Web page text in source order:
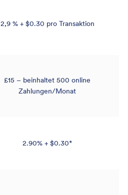
2,9 % + $0.30 pro Transaktion
£15 – beinhaltet 500 online
Zahlungen/Monat
2.90% + $0.30*